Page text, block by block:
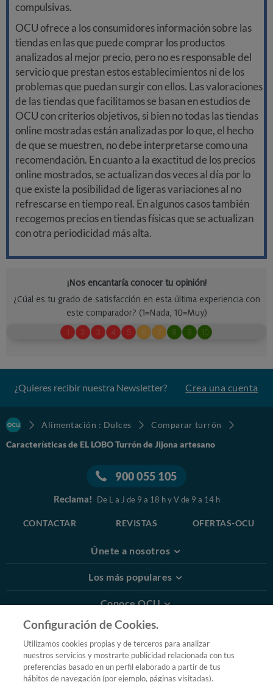
compulsivas.
OCU ofrece a los consumidores información sobre las
tiendas en las que puede comprar los productos
analizados al mejor precio, pero no es responsable del
servicio que prestan estos establecimientos ni de los
problemas que puedan surgir con ellos. Las valoraciones
de las tiendas que facilitamos se basan en estudios de
OCU con criterios objetivos, si bien no todas las tiendas
online mostradas están analizadas por lo que, el hecho
de que se muestren, no debe interpretarse como una
recomendación. En cuanto a la exactitud de los precios
online mostrados, se actualizan dos veces al día por lo
que existe la posibilidad de ligeras variaciones al no
refrescarse en tiempo real. En algunos casos también
recogemos precios en tiendas físicas que se actualizan
con otra periodicidad más alta.
¿Quieres recibir nuestra Newsletter? Crea una cuenta
Alimentación : Dulces
Comparar turrón
Características de EL LOBO Turrón de Jijona artesano
900 055 105
Reclama! De L a J de 9 a 18 h y V de 9 a 14 h
CONTACTAR REVISTAS OFERTAS-OCU
Únete a nosotros
Los más populares
Conoce OCU
Más Información
© 2026 OCU
Condiciones generales de contratación de OCU
Configuración de Cookies.
Utilizamos cookies propias y de terceros para analizar
nuestros servicios y mostrarte publicidad relacionada con tus
preferencias basado en un perfil elaborado a partir de tus
hábitos de navegación (por ejemplo, páginas visitadas).